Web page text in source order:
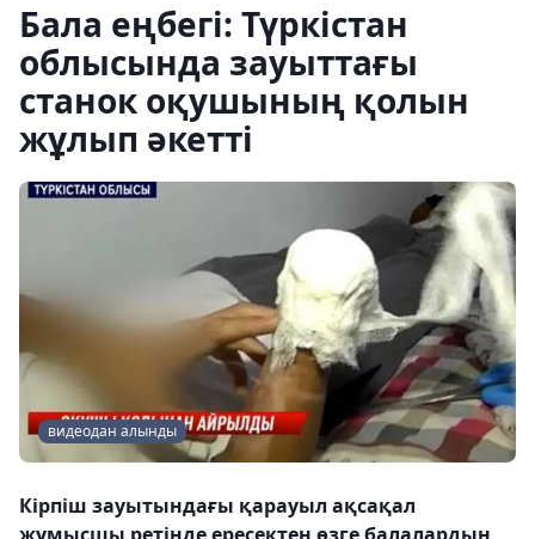
Бала еңбегі: Түркістан
облысында зауыттағы
станок оқушының қолын
жұлып әкетті
видеодан алынды
Кірпіш зауытындағы қарауыл ақсақал